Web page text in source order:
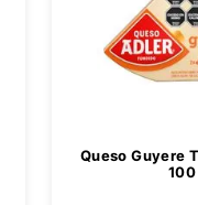
Queso Guyere
100